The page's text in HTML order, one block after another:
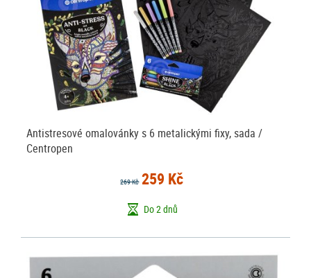
Antistresové omalovánky s 6 metalickými fixy, sada /
Centropen
269 Kč 259 Kč
Do 2 dnů